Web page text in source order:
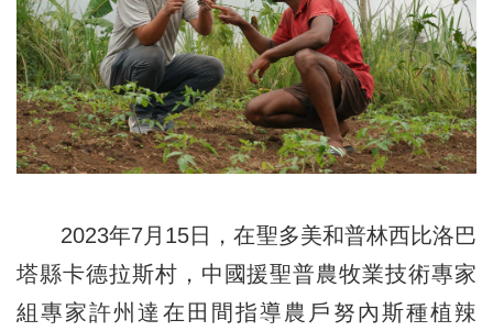
2023年7月15日，在聖多美和普林西比洛巴
塔縣卡德拉斯村，中國援聖普農牧業技術專家
組專家許州達在田間指導農戶努內斯種植辣